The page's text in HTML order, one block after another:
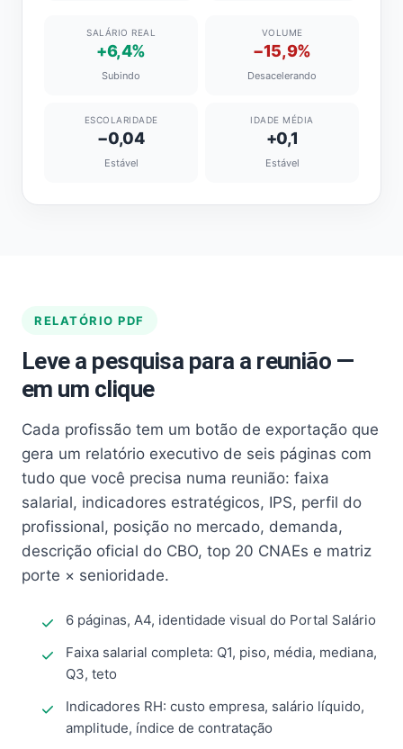
SALÁRIO REAL
+6,4%
Subindo
VOLUME
−15,9%
Desacelerando
ESCOLARIDADE
−0,04
Estável
IDADE MÉDIA
+0,1
Estável
RELATÓRIO PDF
Leve a pesquisa para a reunião —
em um clique
Cada profissão tem um botão de exportação que
gera um relatório executivo de seis páginas com
tudo que você precisa numa reunião: faixa
salarial, indicadores estratégicos, IPS, perfil do
profissional, posição no mercado, demanda,
descrição oficial do CBO, top 20 CNAEs e matriz
porte × senioridade.
6 páginas, A4, identidade visual do Portal Salário
Faixa salarial completa: Q1, piso, média, mediana,
Q3, teto
Indicadores RH: custo empresa, salário líquido,
amplitude, índice de contratação